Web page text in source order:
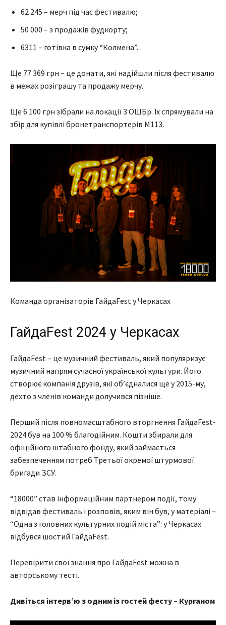
62 245 – мерч під час фестивалю;
50 000 – з продажів фудкорту;
6311 – готівка в сумку “Колмена”.
Ще 77 369 грн – це донати, які надійшли після фестивалю
в межах розіграшу та продажу мерчу.
Ще 6 100 грн зібрали на локації 3 ОШБр. Їх спрямували на
збір для купівлі бронетранспортерів M113.
Команда організаторів ГайдаFest у Черкасах
ГайдаFest 2024 у Черкасах
ГайдаFest – це музичний фестиваль, який популяризує
музичний напрям сучасної української культури. Його
створює компанія друзів, які об’єдналися ще у 2015-му,
дехто з членів команди долучився пізніше.
Перший після повномасштабного вторгнення ГайдаFest-
2024 був на 100 % благодійним. Кошти збирали для
офіційного штабного фонду, який займається
забезпеченням потреб Третьої окремої штурмової
бригади ЗСУ.
“18000” став інформаційним партнером події, тому
відвідав фестиваль і розповів, яким він був, у матеріалі –
“Одна з головних культурних подій міста”: у Черкасах
відбувся шостий ГайдаFest.
Перевірити свої знання про ГайдаFest можна в
авторському тесті.
Дивіться інтерв’ю з одним із гостей фесту – Курганом